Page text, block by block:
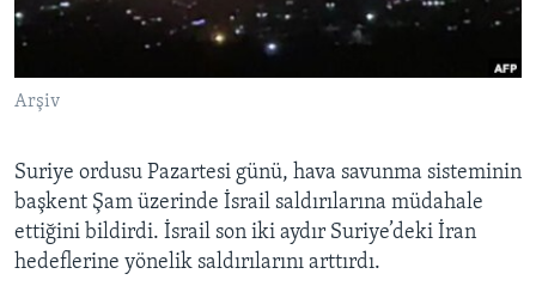
HAYATTAN
BIZI TAKIP EDIN
Arşiv
Suriye ordusu Pazartesi günü, hava savunma sisteminin
başkent Şam üzerinde İsrail saldırılarına müdahale
ettiğini bildirdi. İsrail son iki aydır Suriye’deki İran
hedeflerine yönelik saldırılarını arttırdı.